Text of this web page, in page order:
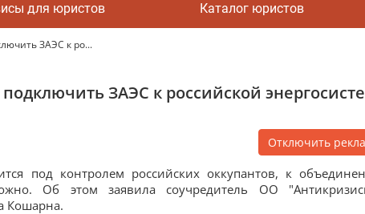
для юристов Каталог юристов
ЗАЭС к ро...
ЗАЭС к российской
Отключить
под контролем российских оккупантов, к
Об этом заявила соучредитель ОО
Кошарна.